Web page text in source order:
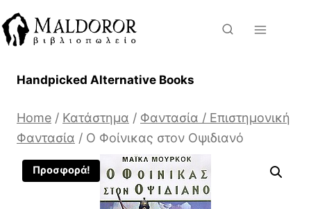
to
content
Handpicked Alternative Books
Home / Κατάστημα / Φαντασία / Επιστημονική
Φαντασία / Ο Φοίνικας στον Οψιδιανό
Προσφορά!